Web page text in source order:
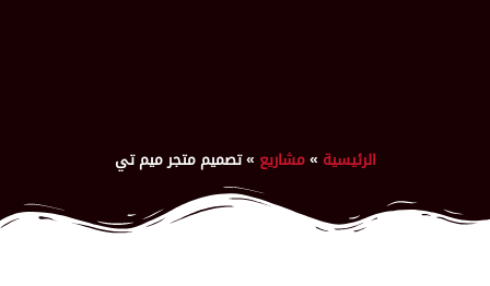
الرئيسية »مشاريع »تصميم متجر ميم تي